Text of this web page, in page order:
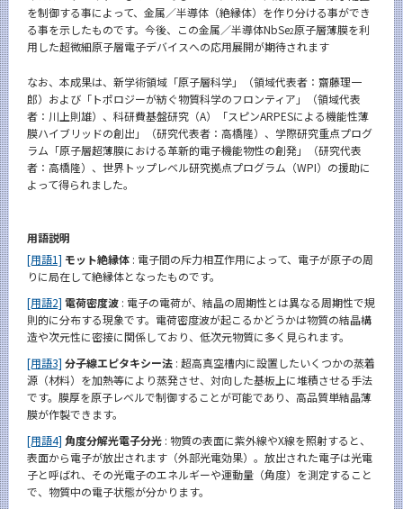
を制御する事によって、金属／半導体（絶縁体）を作り分ける事ができ
る事を示したものです。今後、この金属／半導体NbSe2原子層薄膜を利
用した超微細原子層電子デバイスへの応用展開が期待されます
なお、本成果は、新学術領域「原子層科学」（領域代表者：齋藤理一
郎）および「トポロジーが紡ぐ物質科学のフロンティア」（領域代表
者：川上則雄）、科研費基盤研究（A）「スピンARPESによる機能性薄
膜ハイブリッドの創出」（研究代表者：高橋隆）、学際研究重点プログ
ラム「原子層超薄膜における革新的電子機能物性の創発」（研究代表
者：高橋隆）、世界トップレベル研究拠点プログラム（WPI）の援助に
よって得られました。
用語説明
[用語1] モット絶縁体 : 電子間の斥力相互作用によって、電子が原子の周
りに局在して絶縁体となったものです。
[用語2] 電荷密度波 : 電子の電荷が、結晶の周期性とは異なる周期性で規
則的に分布する現象です。電荷密度波が起こるかどうかは物質の結晶構
造や次元性に密接に関係しており、低次元物質に多く見られます。
[用語3] 分子線エピタキシー法 : 超高真空槽内に設置したいくつかの蒸着
源（材料）を加熱等により蒸発させ、対向した基板上に堆積させる手法
です。膜厚を原子レベルで制御することが可能であり、高品質単結晶薄
膜が作製できます。
[用語4] 角度分解光電子分光 : 物質の表面に紫外線やX線を照射すると、
表面から電子が放出されます（外部光電効果）。放出された電子は光電
子と呼ばれ、その光電子のエネルギーや運動量（角度）を測定すること
で、物質中の電子状態が分かります。